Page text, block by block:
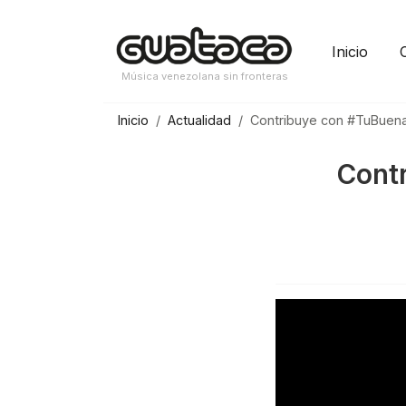
Música venezolana sin fronteras
Inicio
Inicio Actualidad Contribuye con